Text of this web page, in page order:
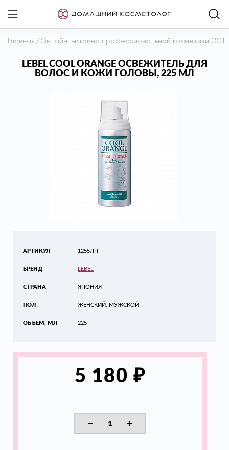
Главная / Онлайн-витрина профессиональной косметики
LEBEL COOL ORANGE ОСВЕЖИТЕЛЬ ДЛЯ
ВОЛОС И КОЖИ ГОЛОВЫ, 225 МЛ
АРТИКУЛ
БРЕНД
СТРАНА
ПОЛ
ОБЪЕМ, МЛ
1255ЛП
LEBEL
ЯПОНИЯ
ЖЕНСКИЙ, МУЖСКОЙ
225
5 180 ₽